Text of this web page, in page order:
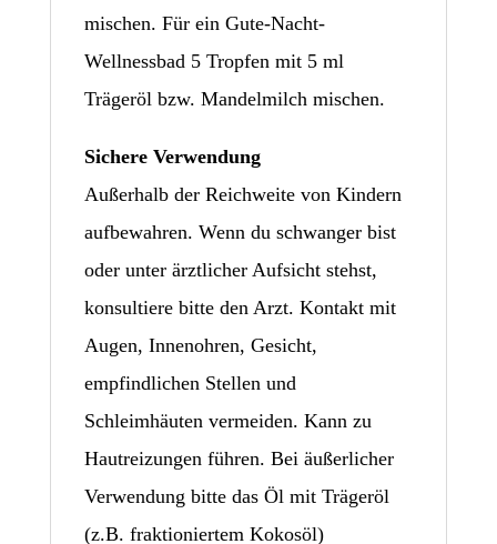
mischen. Für ein Gute-Nacht-
Wellnessbad 5 Tropfen mit 5 ml
Trägeröl bzw. Mandelmilch mischen.
Sichere Verwendung
Außerhalb der Reichweite von Kindern
aufbewahren. Wenn du schwanger bist
oder unter ärztlicher Aufsicht stehst,
konsultiere bitte den Arzt. Kontakt mit
Augen, Innenohren, Gesicht,
empfindlichen Stellen und
Schleimhäuten vermeiden. Kann zu
Hautreizungen führen. Bei äußerlicher
Verwendung bitte das Öl mit Trägeröl
(z.B. fraktioniertem Kokosöl)